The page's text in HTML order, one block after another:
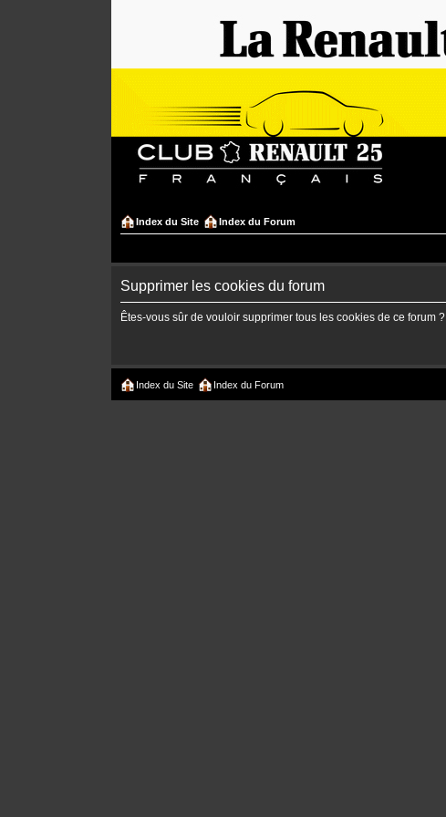
Index du Site Index du Forum
Supprimer les cookies du forum
Êtes-vous sûr de vouloir supprimer tous les cookies de ce forum ?
Index du Site Index du Forum